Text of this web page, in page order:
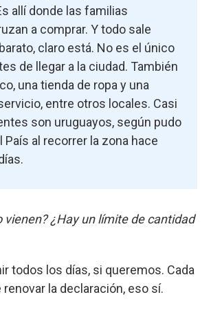
allí donde las familias
a comprar. Y todo sale
claro está. No es el único
de llegar a la ciudad. También
una tienda de ropa y una
entre otros locales. Casi
son uruguayos, según pudo
País al recorrer la zona hace
vienen? ¿Hay un límite de cantidad
todos los días, si queremos. Cada
renovar la declaración, eso sí.